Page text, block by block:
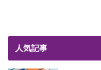
人気記事